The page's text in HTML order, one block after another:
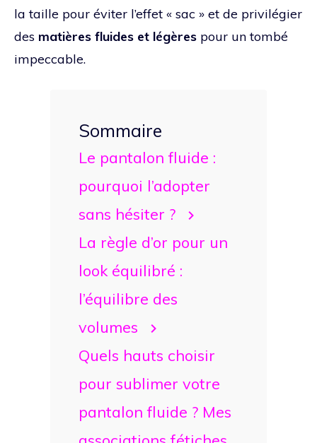
la taille pour éviter l’effet « sac » et de privilégier
des matières fluides et légères pour un tombé
impeccable.
Sommaire
Le pantalon fluide :
pourquoi l’adopter
sans hésiter ?
La règle d’or pour un
look équilibré :
l’équilibre des
volumes
Quels hauts choisir
pour sublimer votre
pantalon fluide ? Mes